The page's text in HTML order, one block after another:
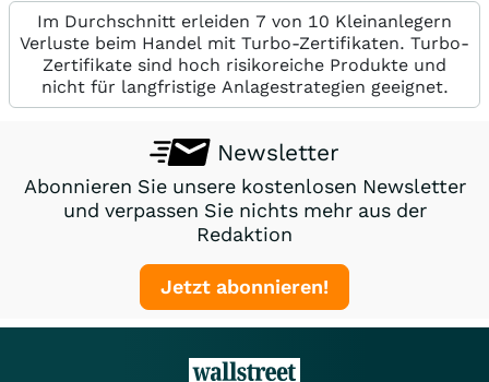
Im Durchschnitt erleiden 7 von 10 Kleinanlegern
Verluste beim Handel mit Turbo-Zertifikaten. Turbo-
Zertifikate sind hoch risikoreiche Produkte und
nicht für langfristige Anlagestrategien geeignet.
Newsletter
Abonnieren Sie unsere kostenlosen Newsletter
und verpassen Sie nichts mehr aus der
Redaktion
Jetzt abonnieren!